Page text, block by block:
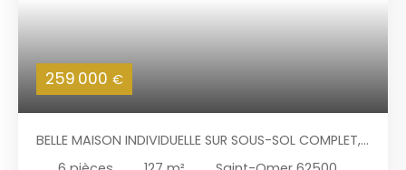
259 000 €
BELLE MAISON INDIVIDUELLE SUR SOUS-SOL COMPLET,
SUR 2.700 M² À SAINT-OMER